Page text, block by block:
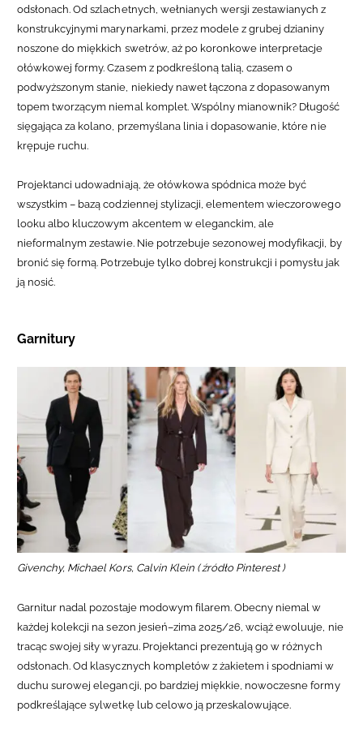
odsłonach. Od szlachetnych, wełnianych wersji zestawianych z
konstrukcyjnymi marynarkami, przez modele z grubej dzianiny
noszone do miękkich swetrów, aż po koronkowe interpretacje
ołówkowej formy. Czasem z podkreśloną talią, czasem o
podwyższonym stanie, niekiedy nawet łączona z dopasowanym
topem tworzącym niemal komplet. Wspólny mianownik? Długość
sięgająca za kolano, przemyślana linia i dopasowanie, które nie
krępuje ruchu.
Projektanci udowadniają, że ołówkowa spódnica może być
wszystkim – bazą codziennej stylizacji, elementem wieczorowego
looku albo kluczowym akcentem w eleganckim, ale
nieformalnym zestawie. Nie potrzebuje sezonowej modyfikacji, by
bronić się formą. Potrzebuje tylko dobrej konstrukcji i pomysłu jak
ją nosić.
Garnitury
Givenchy, Michael Kors, Calvin Klein ( źródło Pinterest )
Garnitur nadal pozostaje modowym filarem. Obecny niemal w
każdej kolekcji na sezon jesień–zima 2025/26, wciąż ewoluuje, nie
tracąc swojej siły wyrazu. Projektanci prezentują go w różnych
odsłonach. Od klasycznych kompletów z żakietem i spodniami w
duchu surowej elegancji, po bardziej miękkie, nowoczesne formy
podkreślające sylwetkę lub celowo ją przeskalowujące.